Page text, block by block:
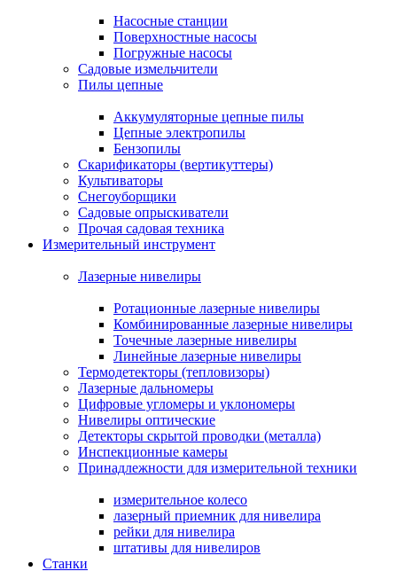
Насосные станции
Поверхностные насосы
Погружные насосы
Садовые измельчители
Пилы цепные
Аккумуляторные цепные пилы
Цепные электропилы
Бензопилы
Скарификаторы (вертикуттеры)
Культиваторы
Снегоуборщики
Садовые опрыскиватели
Прочая садовая техника
Измерительный инструмент
Лазерные нивелиры
Ротационные лазерные нивелиры
Комбинированные лазерные нивелиры
Точечные лазерные нивелиры
Линейные лазерные нивелиры
Термодетекторы (тепловизоры)
Лазерные дальномеры
Цифровые угломеры и уклономеры
Нивелиры оптические
Детекторы скрытой проводки (металла)
Инспекционные камеры
Принадлежности для измерительной техники
измерительное колесо
лазерный приемник для нивелира
рейки для нивелира
штативы для нивелиров
Станки